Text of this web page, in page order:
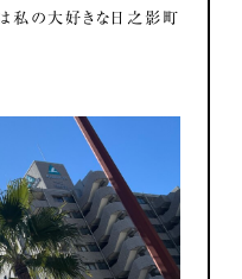
私の大好きな日之影町